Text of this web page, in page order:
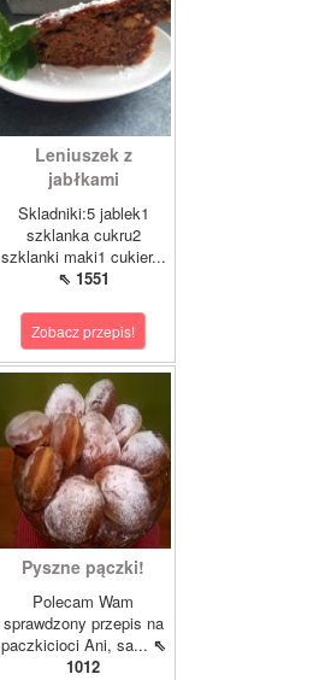
Leniuszek z
jabłkami
Skladniki:5 jablek1
szklanka cukru2
szklanki maki1 cukier...
⇖ 1551
Zobacz przepis!
Pyszne pączki!
Polecam Wam
sprawdzony przepis na
paczkicioci Ani, sa... ⇖
1012